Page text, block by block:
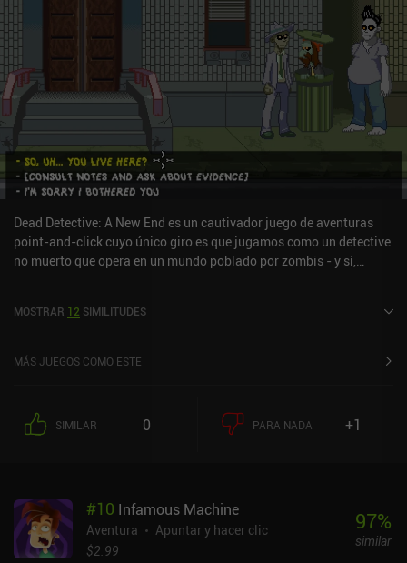
Dead Detective: A New End es un cautivador juego de aventuras
point-and-click cuyo único giro es que jugamos como un detective
no muerto que opera en un mundo poblado por zombis - y sí,
restaurante, debemos recuperar su alijo de cerebros congelados y
la ciudad, hablamos con sospechosos y testigos, recogemos
el que reunimos pruebas hablando con la gente y haciendo
observaciones. A continuación, podemos combinar pruebas
las elecciones correctas, finalmente sacamos una conclusión y
podemos actuar en consecuencia, llevando la investigación a su
final lógico. Me resultó muy entretenido juguetear con este
MOSTRAR 12 SIMILITUDES
MÁS JUEGOS COMO ESTE
SIMILAR 0 PARA NADA +1
#10 Infamous Machine
Aventura
Apuntar y hacer clic
$2.99
97%
similar